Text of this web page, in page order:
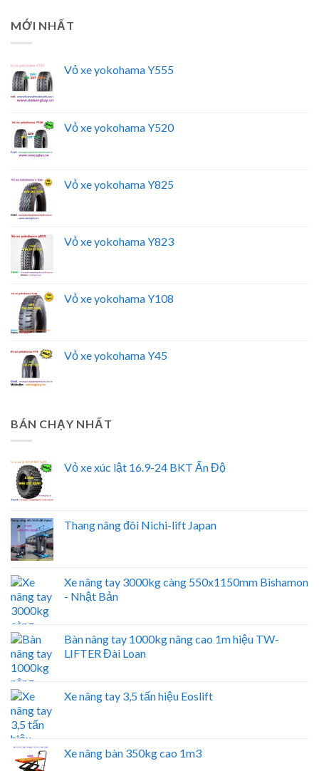
MỚI NHẤT
Vỏ xe yokohama Y555
Vỏ xe yokohama Y520
Vỏ xe yokohama Y825
Vỏ xe yokohama Y823
Vỏ xe yokohama Y108
Vỏ xe yokohama Y45
BÁN CHẠY NHẤT
Vỏ xe xúc lật 16.9-24 BKT Ấn Độ
Thang nâng đôi Nichi-lift Japan
Xe nâng tay 3000kg càng 550x1150mm Bishamon
- Nhật Bản
Bàn nâng tay 1000kg nâng cao 1m hiệu TW-
LIFTER Đài Loan
Xe nâng tay 3,5 tấn hiệu Eoslift
Xe nâng bàn 350kg cao 1m3